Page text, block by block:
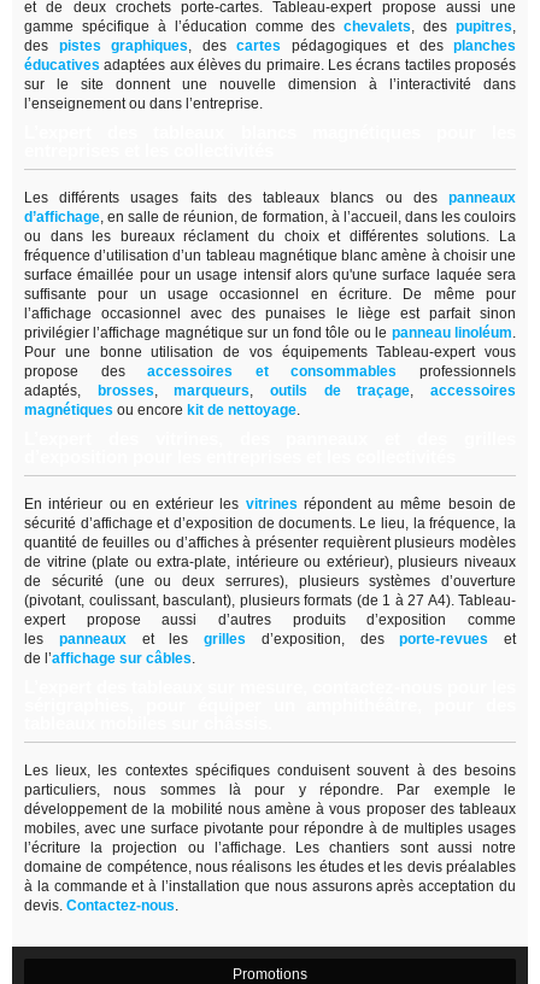
et de deux crochets porte-cartes. Tableau-expert propose aussi une
gamme spécifique à l’éducation comme des chevalets, des pupitres,
des
pistes graphiques, des cartes pédagogiques et des
planches
éducatives adaptées aux élèves du primaire. Les écrans tactiles proposés
sur le site donnent une nouvelle dimension à l’interactivité dans
l’enseignement ou dans l’entreprise.
Les différents usages faits des tableaux blancs ou des
panneaux
d’affichage, en salle de réunion, de formation, à l’accueil, dans les couloirs
ou dans les bureaux réclament du choix et différentes solutions. La
fréquence d’utilisation d’un tableau magnétique blanc amène à choisir une
surface émaillée pour un usage intensif alors qu'une surface laquée sera
suffisante pour un usage occasionnel en écriture. De même pour
l’affichage occasionnel avec des punaises le liège est parfait sinon
privilégier l’affichage magnétique sur un fond tôle ou le panneau linoléum.
Pour une bonne utilisation de vos équipements Tableau-expert vous
propose des
accessoires et consommables
professionnels
adaptés,
brosses, marqueurs, outils de traçage,accessoires
magnétiques ou encore kit de nettoyage.
En intérieur ou en extérieur les vitrines répondent au même besoin de
sécurité d’affichage et d’exposition de documents. Le lieu, la fréquence, la
quantité de feuilles ou d’affiches à présenter requièrent plusieurs modèles
de vitrine (plate ou extra-plate, intérieure ou extérieur), plusieurs niveaux
de sécurité (une ou deux serrures), plusieurs systèmes d’ouverture
(pivotant, coulissant, basculant), plusieurs formats (de 1 à 27 A4). Tableau-
expert propose aussi d’autres produits d’exposition comme
les
panneaux et les grilles d’exposition, des porte-revues
et
de l’affichage sur câbles.
Les lieux, les contextes spécifiques conduisent souvent à des besoins
particuliers, nous sommes là pour y répondre. Par exemple le
développement de la mobilité nous amène à vous proposer des tableaux
mobiles, avec une surface pivotante pour répondre à de multiples usages
l’écriture la projection ou l’affichage. Les chantiers sont aussi notre
domaine de compétence, nous réalisons les études et les devis préalables
à la commande et à l’installation que nous assurons après acceptation du
devis. Contactez-nous.
Promotions